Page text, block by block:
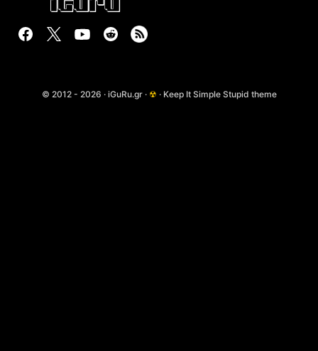
© 2012 - 2026 · iGuRu.gr · ☢ · Keep It Simple Stupid theme